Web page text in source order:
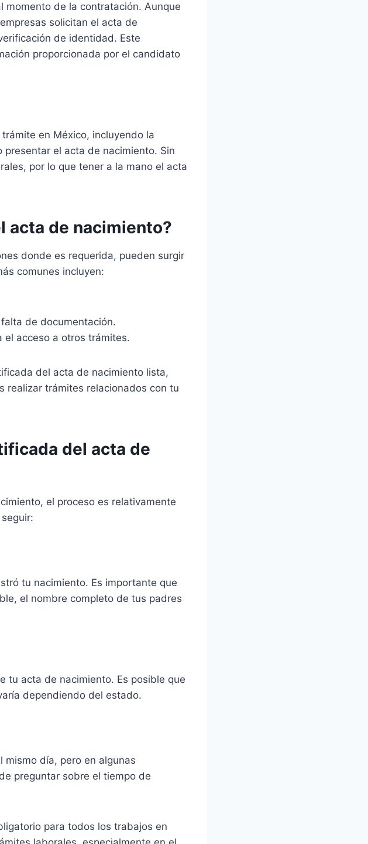
momento de la contratación. Aunque
solicitan el acta de
de identidad. Este
proporcionada por el candidato
en México, incluyendo la
el acta de nacimiento. Sin
por lo que tener a la mano el acta
acta de nacimiento?
donde es requerida, pueden surgir
comunes incluyen:
de documentación.
el acceso a otros trámites.
del acta de nacimiento lista,
realizar trámites relacionados con tu
del acta de
el proceso es relativamente
tu nacimiento. Es importante que
el nombre completo de tus padres
tu acta de nacimiento. Es posible que
dependiendo del estado.
mismo día, pero en algunas
preguntar sobre el tiempo de
para todos los trabajos en